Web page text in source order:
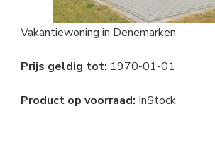
Vakantiewoning in Denemarken
Prijs geldig tot: 1970-01-01
Product op voorraad: InStock